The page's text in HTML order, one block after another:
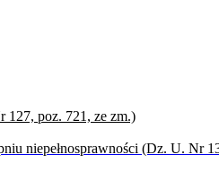
127, poz. 721, ze zm.)
niepełnosprawności (Dz. U. Nr